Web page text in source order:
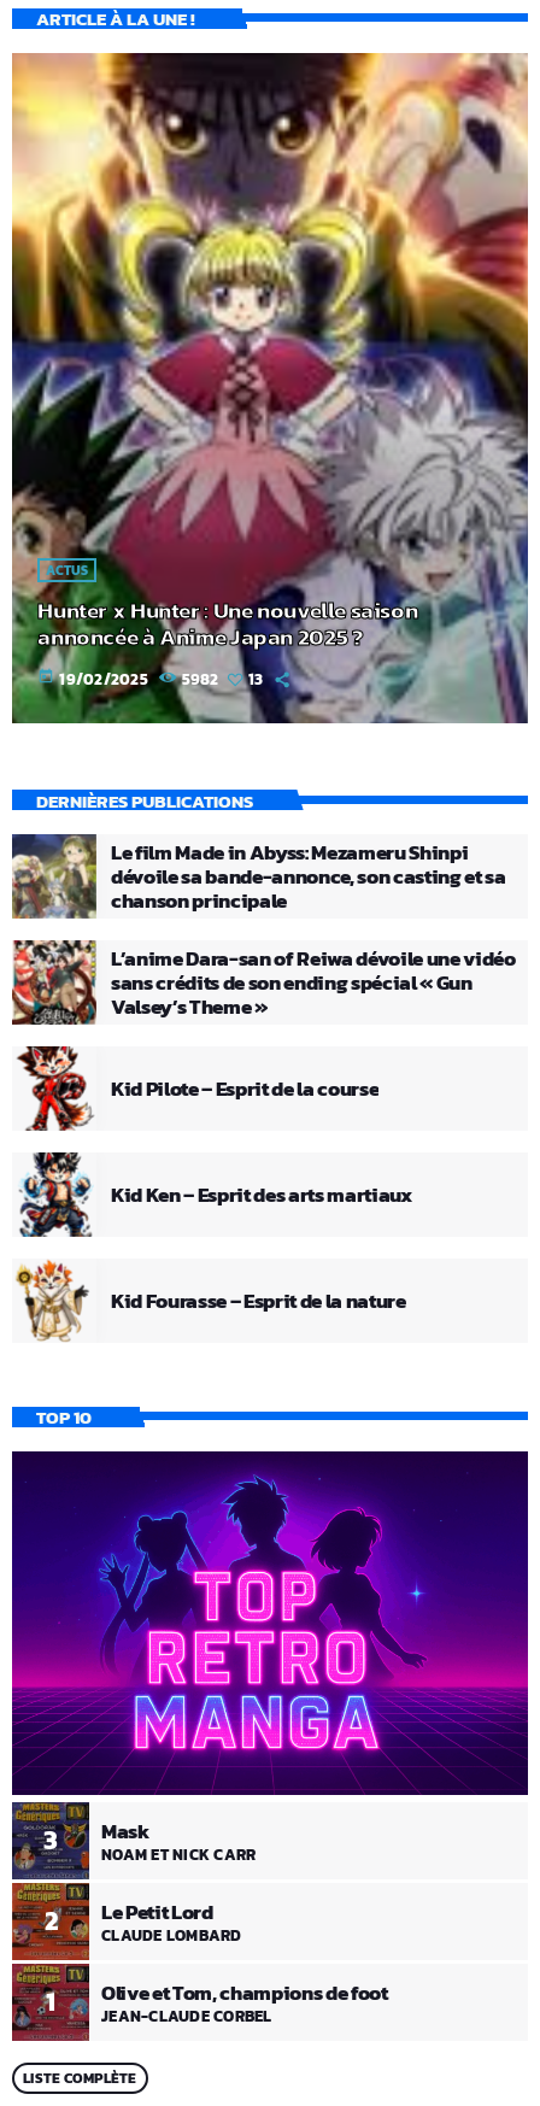
ARTICLE À LA UNE !
ACTUS
Hunter x Hunter : Une nouvelle saison
annoncée à Anime Japan 2025 ?
today 19/02/2025 5982 13
DERNIÈRES PUBLICATIONS
Le film Made in Abyss: Mezameru Shinpi
dévoile sa bande-annonce, son casting et sa
chanson principale
L’anime Dara-san of Reiwa dévoile une vidéo
sans crédits de son ending spécial « Gun
Valsey’s Theme »
Kid Pilote – Esprit de la course
Kid Ken – Esprit des arts martiaux
Kid Fourasse – Esprit de la nature
TOP 10
1 Olive et Tom, champions de foot
JEAN-CLAUDE CORBEL
2 Le Petit Lord
CLAUDE LOMBARD
3 Mask
NOAM ET NICK CARR
LISTE COMPLÈTE